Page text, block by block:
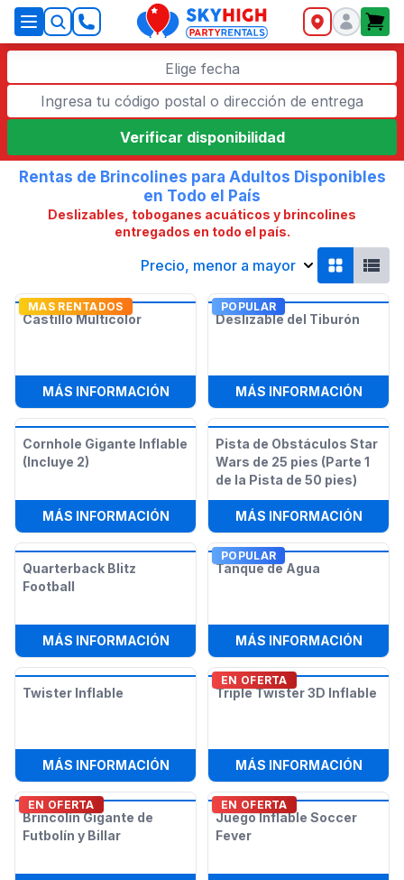
SkyHigh Logo
Elige fecha
Verificar disponibilidad
Rentas de Brincolines para Adultos Disponibles
en Todo el País
Deslizables, toboganes acuáticos y brincolines
entregados en todo el país.
Precio, menor a mayor
MAS RENTADOS
Castillo Multicolor
MÁS INFORMACIÓN: CASTILLO MULTICOLOR
POPULAR
Deslizable del Tiburón
MÁS INFORMACIÓN:
Cornhole Gigante Inflable
(Incluye 2)
MÁS INFORMACIÓN: CORNHOLE GIGANTE INFLABLE
Pista de Obstáculos Star
Wars de 25 pies (Parte 1
de la Pista de 50 pies)
MÁS INFORMACIÓN:
Quarterback Blitz
Football
MÁS INFORMACIÓN: QUARTERBACK BLITZ FOOTBALL
POPULAR
Tanque de Agua
MÁS INFORMACIÓN:
Twister Inflable
MÁS INFORMACIÓN: TWISTER INFLABLE
EN OFERTA
Triple Twister 3D Inflable
MÁS INFORMACIÓN:
EN OFERTA
Brincolín Gigante de
Futbolín y Billar
EN OFERTA
Juego Inflable Soccer
Fever